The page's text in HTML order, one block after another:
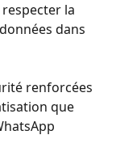
la
dans
renforcées
que